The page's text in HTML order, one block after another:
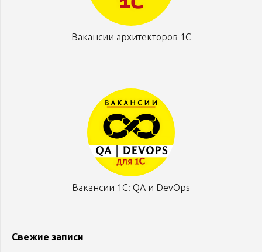
Вакансии архитекторов 1С
Вакансии 1С: QA и DevOps
Свежие записи